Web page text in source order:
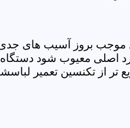
موجب بروز آسیب های
اصلی معیوب شود
از تکنسین تعمیر